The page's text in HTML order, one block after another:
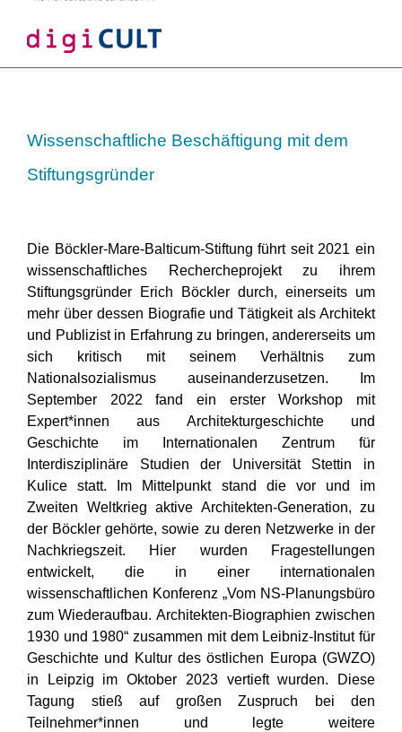
Wissenschaftliche Beschäftigung mit dem
Stiftungsgründer
Die Böckler-Mare-Balticum-Stiftung führt seit 2021 ein
wissenschaftliches Rechercheprojekt zu ihrem
Stiftungsgründer Erich Böckler durch, einerseits um
mehr über dessen Biografie und Tätigkeit als Architekt
und Publizist in Erfahrung zu bringen, andererseits um
sich kritisch mit seinem Verhältnis zum
Nationalsozialismus auseinanderzusetzen. Im
September 2022 fand ein erster Workshop mit
Expert*innen aus Architekturgeschichte und
Geschichte im Internationalen Zentrum für
Interdisziplinäre Studien der Universität Stettin in
Kulice statt. Im Mittelpunkt stand die vor und im
Zweiten Weltkrieg aktive Architekten-Generation, zu
der Böckler gehörte, sowie zu deren Netzwerke in der
Nachkriegszeit. Hier wurden Fragestellungen
entwickelt, die in einer internationalen
wissenschaftlichen Konferenz „Vom NS-Planungsbüro
zum Wiederaufbau. Architekten-Biographien zwischen
1930 und 1980“ zusammen mit dem Leibniz-Institut für
Geschichte und Kultur des östlichen Europa (GWZO)
in Leipzig im Oktober 2023 vertieft wurden. Diese
Tagung stieß auf großen Zuspruch bei den
Teilnehmer*innen und legte weitere